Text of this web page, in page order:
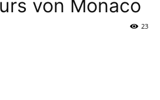
von Monaco
23